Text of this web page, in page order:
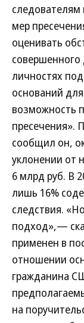
мер
оценивать
личностях
оснований
возможность
пресечения».
сообщил он,
уклонении от
6 млрд руб. В
лишь 16%
следствия.
подход»,—
применен в
отношении
гражданина
на